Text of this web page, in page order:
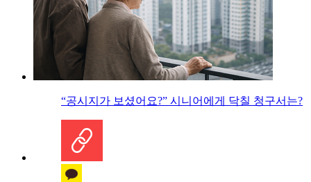
“공시지가 보셨어요?” 시니어에게 닥칠 청구서는?